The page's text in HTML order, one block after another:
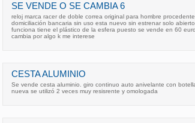
SE VENDE O SE CAMBIA 6
reloj marca racer de doble correa original para hombre
domiciliación bancaria sin uso esta nuevo sin estrenar solo
funciona tiene el plástico de la esfera puesto se vende en 60
cambia por algo k me interese
CESTA ALUMINIO
Se vende cesta aluminio. giro continuo auto anivelante con
nueva se utilizó 2 veces muy resisrente y omologada